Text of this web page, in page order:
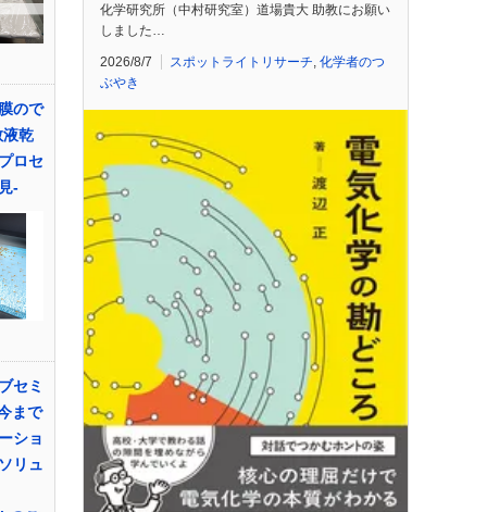
ので
液乾
ロセ
-
セミ
まで
ショ
リュ
化学研究所（中村研究室）道場貴大 助教にお願い
しました…
2026/8/7 スポットライトリサーチ 化学者のつ
ぶやき